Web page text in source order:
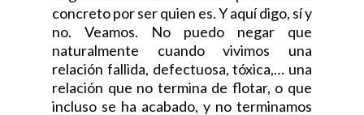
concreto por ser quien es. Y aquí digo, sí y
no. Veamos. No puedo negar que
naturalmente cuando vivimos una
relación fallida, defectuosa, tóxica,… una
relación que no termina de flotar, o que
incluso se ha acabado, y no terminamos